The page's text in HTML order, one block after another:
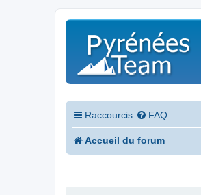
Raccourcis FAQ
Accueil du forum